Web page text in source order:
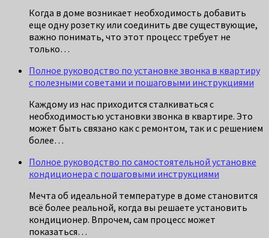
Когда в доме возникает необходимость добавить
еще одну розетку или соединить две существующие,
важно понимать, что этот процесс требует не
только…
Полное руководство по установке звонка в квартиру
с полезными советами и пошаговыми инструкциями
Каждому из нас приходится сталкиваться с
необходимостью установки звонка в квартире. Это
может быть связано как с ремонтом, так и с решением
более…
Полное руководство по самостоятельной установке
кондиционера с пошаговыми инструкциями
Мечта об идеальной температуре в доме становится
всё более реальной, когда вы решаете установить
кондиционер. Впрочем, сам процесс может
показаться…